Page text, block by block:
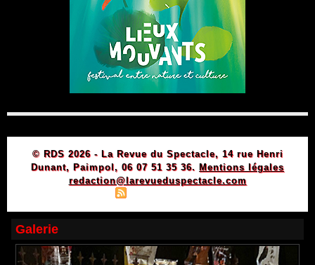
© RDS 2026 - La Revue du Spectacle, 14 rue Henri
Dunant, Paimpol, 06 07 51 35 36. Mentions légales
redaction@larevueduspectacle.com
Galerie